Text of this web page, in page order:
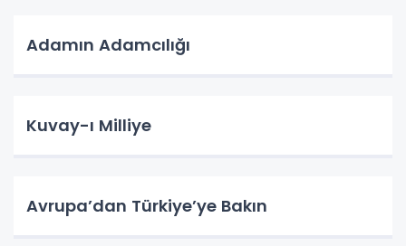
Adamın Adamcılığı
Kuvay-ı Milliye
Avrupa’dan Türkiye’ye Bakın